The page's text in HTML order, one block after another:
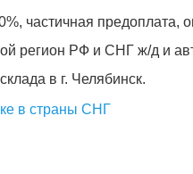
частичная предоплата,
регион РФ и СНГ ж/д и
в г. Челябинск.
в страны СНГ